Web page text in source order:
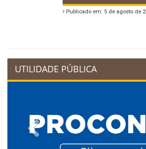
Publicado em: 5 de agosto de
UTILIDADE PÚBLICA
Previous